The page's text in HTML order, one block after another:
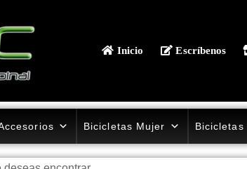
Inicio Escríbenos
Bicicletas Mujer Bicicletas